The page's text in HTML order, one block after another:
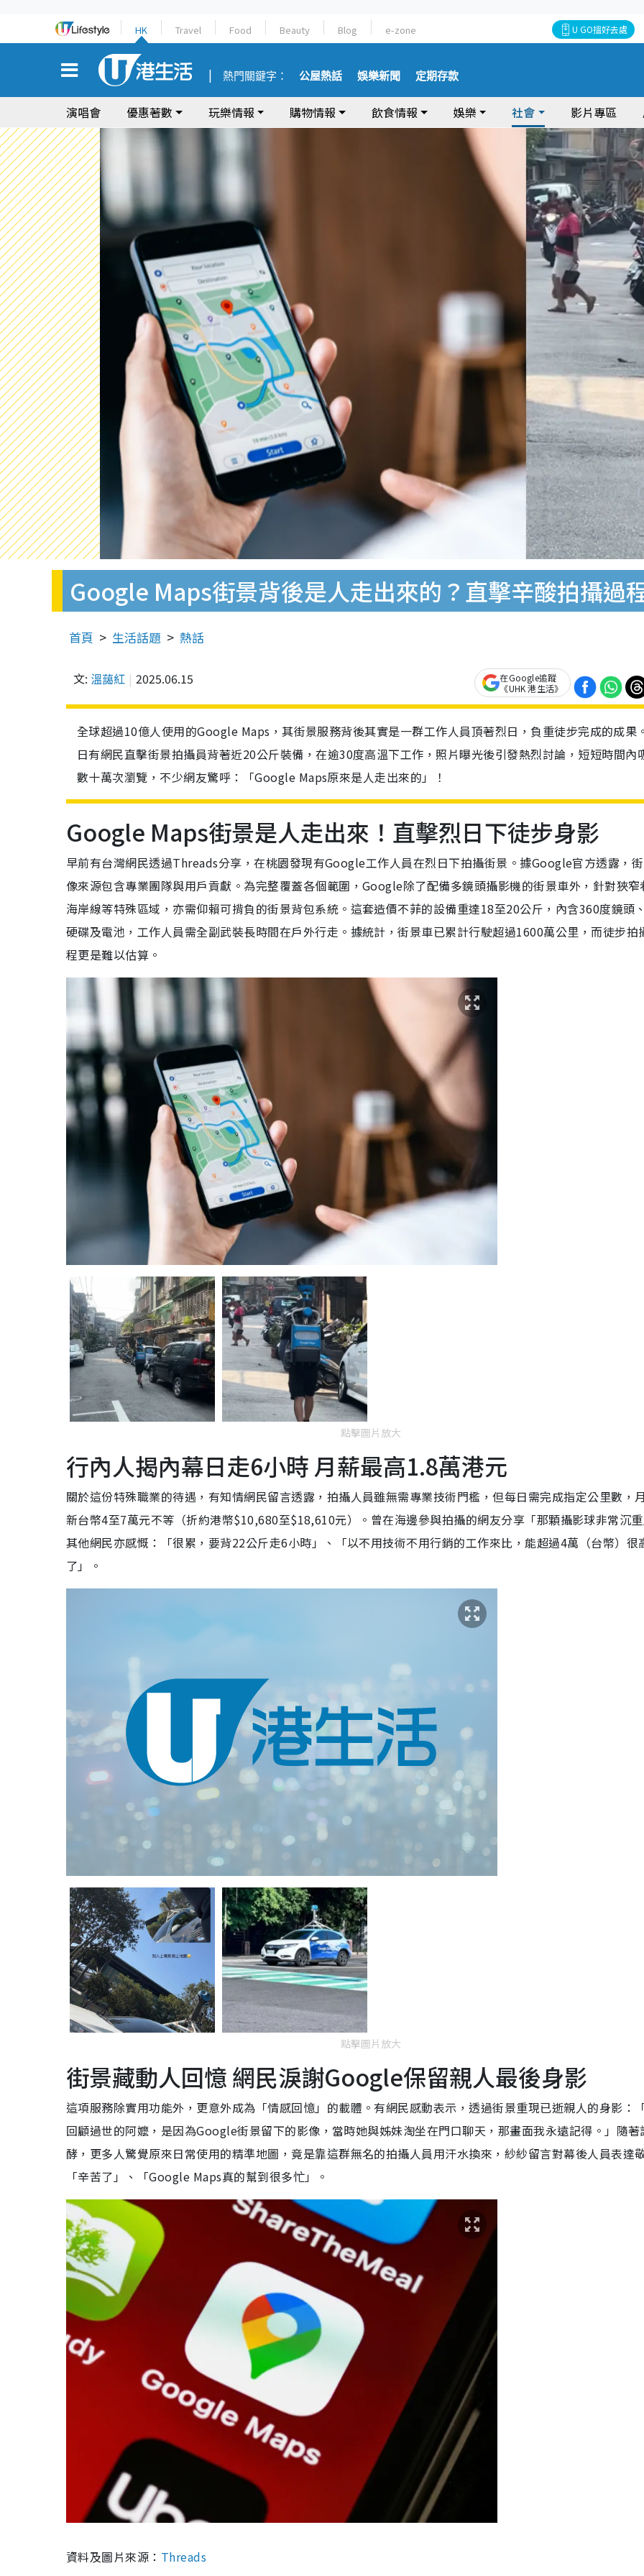
HK Travel Food Beauty Blog e-zone U GO搵好去處
熱門關鍵字： 公屋熱話 娛樂新聞 定期存款
演唱會 優惠著數 玩樂情報 購物情報 飲食情報 娛樂 社會 影片專區
Google Maps街景背後是人走出來的？直擊辛酸拍攝過
首頁 生活話題 熱話
文: 溫藹紅 2025.06.15
在Google追蹤
《UHK 港生活》
全球超過10億人使用的Google Maps，其街景服務背後其實是一群工作人員頂著烈日，負重徒步完成的成果
日有網民直擊街景拍攝員背著近20公斤裝備，在逾30度高溫下工作，照片曝光後引發熱烈討論，短短時間內
數十萬次瀏覽，不少網友驚呼：「Google Maps原來是人走出來的」！
Google Maps街景是人走出來！直擊烈日下徒步身影
早前有台灣網民透過Threads分享，在桃園發現有Google工作人員在烈日下拍攝街景。據Google官方透露，
像來源包含專業團隊與用戶貢獻。為完整覆蓋各個範圍，Google除了配備多鏡頭攝影機的街景車外，針對狹窄
海岸線等特殊區域，亦需仰賴可揹負的街景背包系統。這套造價不菲的設備重達18至20公斤，內含360度鏡頭
硬碟及電池，工作人員需全副武裝長時間在戶外行走。據統計，街景車已累計行駛超過1600萬公里，而徒步拍
程更是難以估算。
點擊圖片放大
行內人揭內幕日走6小時 月薪最高1.8萬港元
關於這份特殊職業的待遇，有知情網民留言透露，拍攝人員雖無需專業技術門檻，但每日需完成指定公里數，
新台幣4至7萬元不等（折約港幣$10,680至$18,610元）。曾在海邊參與拍攝的網友分享「那顆攝影球非常沉重
其他網民亦感慨：「很累，要背22公斤走6小時」、「以不用技術不用行銷的工作來比，能超過4萬（台幣）很
了」。
點擊圖片放大
街景藏動人回憶 網民淚謝Google保留親人最後身影
這項服務除實用功能外，更意外成為「情感回憶」的載體。有網民感動表示，透過街景重現已逝親人的身影：
回顧過世的阿嬤，是因為Google街景留下的影像，當時她與姊妹淘坐在門口聊天，那畫面我永遠記得。」隨著
酵，更多人驚覺原來日常使用的精準地圖，竟是靠這群無名的拍攝人員用汗水換來，紗紗留言對幕後人員表達
「辛苦了」、「Google Maps真的幫到很多忙」。
資料及圖片來源： Threads